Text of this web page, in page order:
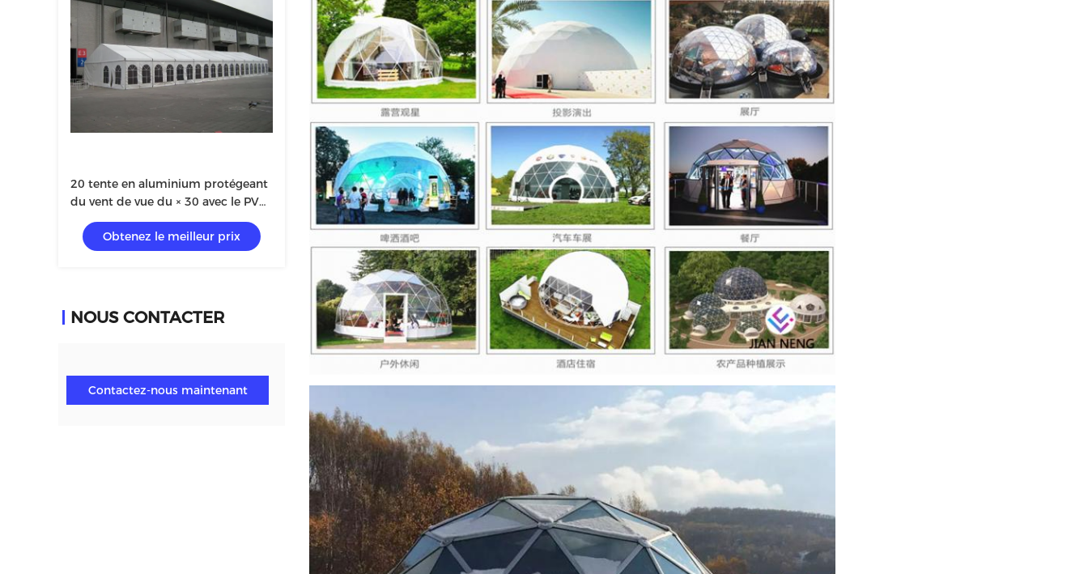
20 tente en aluminium protégeant
du vent de vue du × 30 avec le PVC
ou le mur de verre
Obtenez le meilleur prix
NOUS CONTACTER
Contactez-nous maintenant